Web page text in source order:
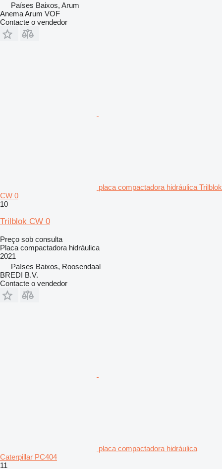
Países Baixos, Arum
Anema Arum VOF
Contacte o vendedor
placa compactadora hidráulica Trilblok
CW 0
10
Trilblok CW 0
Preço sob consulta
Placa compactadora hidráulica
2021
Países Baixos, Roosendaal
BREDI B.V.
Contacte o vendedor
placa compactadora hidráulica
Caterpillar PC404
11